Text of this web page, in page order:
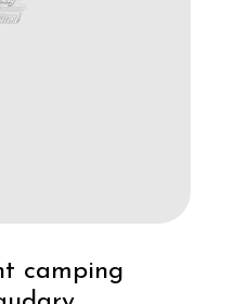
camping